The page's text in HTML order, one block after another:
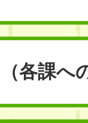
（各課へ